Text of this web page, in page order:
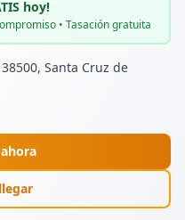
hoy!
• Tasación gratuita
Santa Cruz de